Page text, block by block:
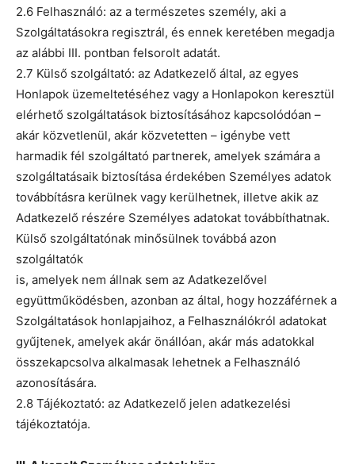
2.6 Felhasználó: az a természetes személy, aki a
Szolgáltatásokra regisztrál, és ennek keretében megadja
az alábbi III. pontban felsorolt adatát.
2.7 Külső szolgáltató: az Adatkezelő által, az egyes
Honlapok üzemeltetéséhez vagy a Honlapokon keresztül
elérhető szolgáltatások biztosításához kapcsolódóan –
akár közvetlenül, akár közvetetten – igénybe vett
harmadik fél szolgáltató partnerek, amelyek számára a
szolgáltatásaik biztosítása érdekében Személyes adatok
továbbításra kerülnek vagy kerülhetnek, illetve akik az
Adatkezelő részére Személyes adatokat továbbíthatnak.
Külső szolgáltatónak minősülnek továbbá azon
szolgáltatók
is, amelyek nem állnak sem az Adatkezelővel
együttműködésben, azonban az által, hogy hozzáférnek a
Szolgáltatások honlapjaihoz, a Felhasználókról adatokat
gyűjtenek, amelyek akár önállóan, akár más adatokkal
összekapcsolva alkalmasak lehetnek a Felhasználó
azonosítására.
2.8 Tájékoztató: az Adatkezelő jelen adatkezelési
tájékoztatója.